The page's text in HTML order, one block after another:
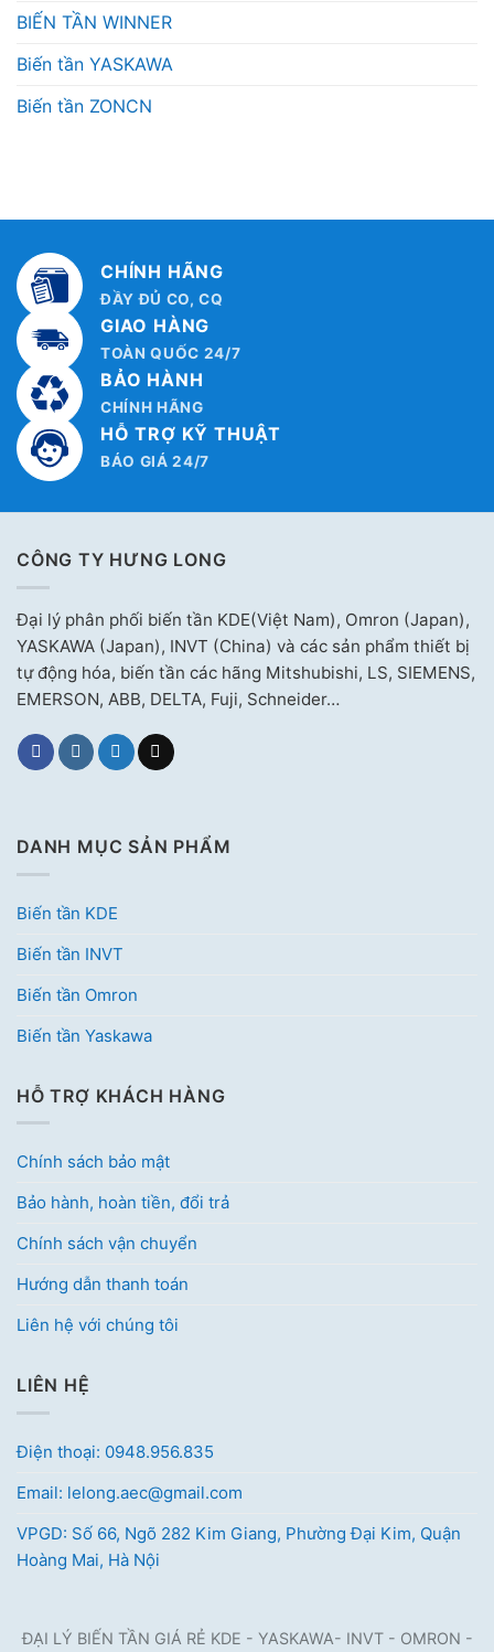
BIẾN TẦN WINNER
Biến tần YASKAWA
Biến tần ZONCN
CHÍNH HÃNG
ĐẦY ĐỦ CO, CQ
GIAO HÀNG
TOÀN QUỐC 24/7
BẢO HÀNH
CHÍNH HÃNG
HỖ TRỢ KỸ THUẬT
BÁO GIÁ 24/7
CÔNG TY HƯNG LONG
Đại lý phân phối biến tần KDE(Việt Nam), Omron (Japan),
YASKAWA (Japan), INVT (China) và các sản phẩm thiết bị
tự động hóa, biến tần các hãng Mitshubishi, LS, SIEMENS,
EMERSON, ABB, DELTA, Fuji, Schneider…
DANH MỤC SẢN PHẨM
Biến tần KDE
Biến tần INVT
Biến tần Omron
Biến tần Yaskawa
HỖ TRỢ KHÁCH HÀNG
Chính sách bảo mật
Bảo hành, hoàn tiền, đổi trả
Chính sách vận chuyển
Hướng dẫn thanh toán
Liên hệ với chúng tôi
LIÊN HỆ
Điện thoại: 0948.956.835
Email: lelong.aec@gmail.com
VPGD: Số 66, Ngõ 282 Kim Giang, Phường Đại Kim, Quận
Hoàng Mai, Hà Nội
ĐẠI LÝ BIẾN TẦN GIÁ RẺ KDE - YASKAWA- INVT - OMRON -